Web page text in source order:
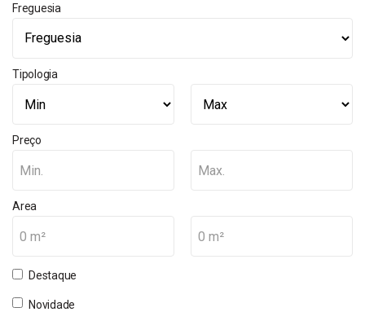
Freguesia
Tipologia
Preço
Min. Max.
Area
0 m² 0 m²
Destaque
Novidade